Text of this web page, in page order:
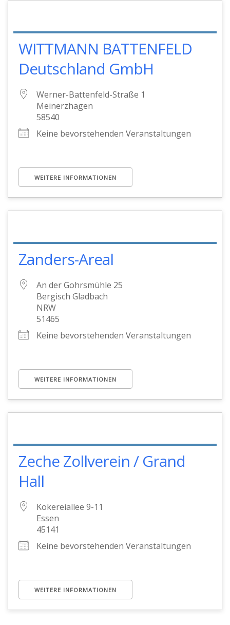
WITTMANN BATTENFELD
Deutschland GmbH
Werner-Battenfeld-Straße 1
Meinerzhagen
58540
Keine bevorstehenden Veranstaltungen
WEITERE INFORMATIONEN
Zanders-Areal
An der Gohrsmühle 25
Bergisch Gladbach
NRW
51465
Keine bevorstehenden Veranstaltungen
WEITERE INFORMATIONEN
Zeche Zollverein / Grand
Hall
Kokereiallee 9-11
Essen
45141
Keine bevorstehenden Veranstaltungen
WEITERE INFORMATIONEN